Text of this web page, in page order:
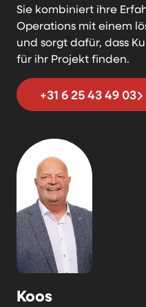
Sie kombiniert ihre
Operations mit einem
und sorgt dafür, dass
für ihr Projekt finden.
+31 6 25 43 49 03
Koos